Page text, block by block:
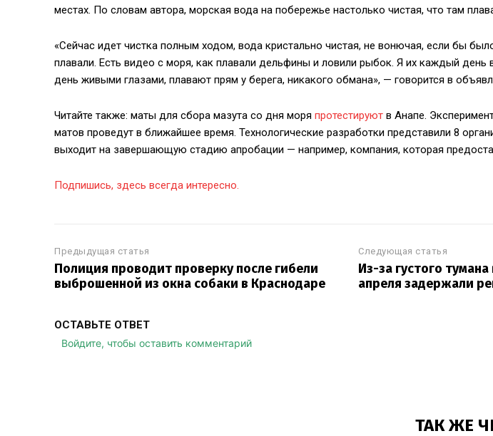
местах. По словам автора, морская вода на побережье настолько чистая, что там
«Сейчас идет чистка полным ходом, вода кристально чистая, не вонючая, если бы
плавали. Есть видео с моря, как плавали дельфины и ловили рыбок. Я их каждый день
день живыми глазами, плавают прям у берега, никакого обмана», — говорится в
Читайте также: маты для сбора мазута со дня моря протестируют в Анапе.
матов проведут в ближайшее время. Технологические разработки представили 8
выходит на завершающую стадию апробации — например, компания, которая
Подпишись, здесь всегда интересно.
Предыдущая статья
Полиция проводит проверку после гибели
выброшенной из окна собаки в Краснодаре
Следующая статья
Из-за густого
апреля задержали
ОСТАВЬТЕ ОТВЕТ
Войдите, чтобы оставить комментарий
ТАК ЖЕ